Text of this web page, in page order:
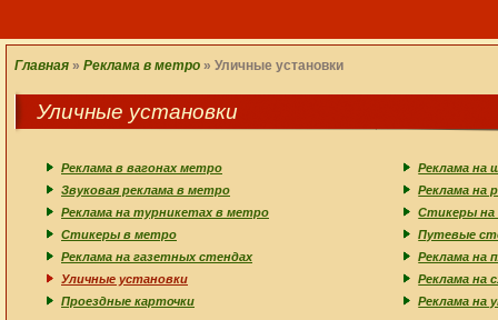
Главная » Реклама в метро » Уличные установки
Уличные установки
Реклама в вагонах метро
Реклама на
Звуковая реклама в метро
Реклама на
Реклама на турникетах в метро
Стикеры на
Стикеры в метро
Путевые
Реклама на газетных стендах
Реклама на
Уличные установки
Реклама на
Проездные карточки
Реклама на